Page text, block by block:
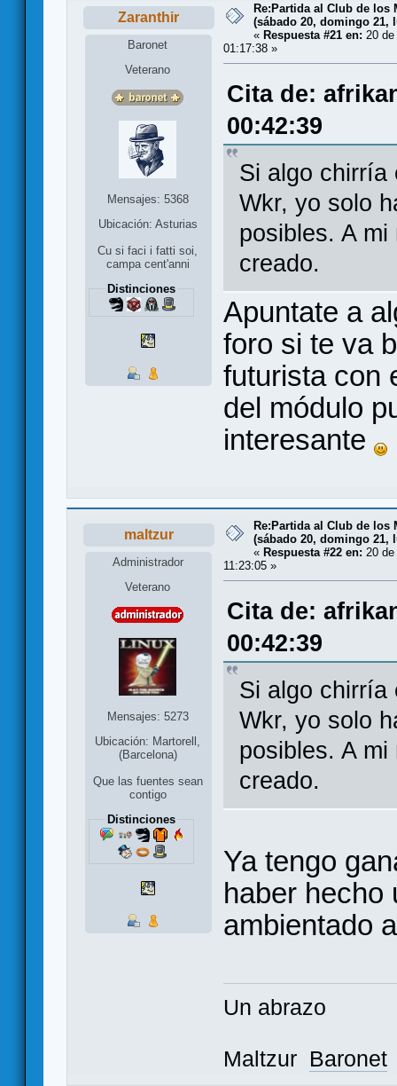
Zaranthir
Baronet
Veterano
Mensajes: 5368
Ubicación: Asturias
Cu si faci i fatti soi,
campa cent'anni
Distinciones
Re:Partida al Club de los
(sábado 20, domingo 21,
« Respuesta #21 en: 20
01:17:38 »
Cita de:
00:42:39
Si algo chirría
Wkr, yo solo
posibles. A
creado.
Apuntate a
foro si te va
futurista con
del módulo
interesante
maltzur
Administrador
Veterano
Mensajes: 5273
Ubicación: Martorell,
(Barcelona)
Que las fuentes sean
contigo
Distinciones
Re:Partida al Club de los
(sábado 20, domingo 21,
« Respuesta #22 en: 20
11:23:05 »
Cita de:
00:42:39
Si algo chirría
Wkr, yo solo
posibles. A
creado.
Ya tengo
haber hecho
ambientado
Un abrazo
Maltzur Baronet